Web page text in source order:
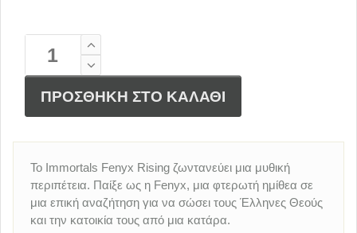
ΠΡΟΣΘΗΚΗ ΣΤΟ ΚΑΛΑΘΙ
Το Immortals Fenyx Rising ζωντανεύει μια μυθική
περιπέτεια. Παίξε ως η Fenyx, μια φτερωτή ημίθεα σε
μια επική αναζήτηση για να σώσει τους Έλληνες Θεούς
και την κατοικία τους από μια κατάρα.